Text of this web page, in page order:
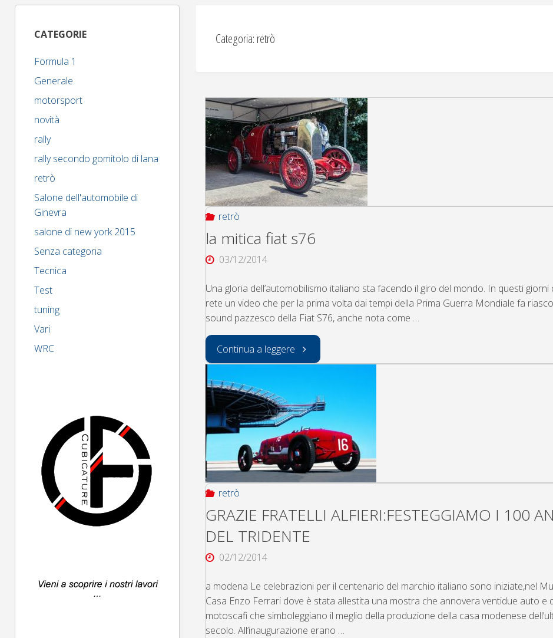
Categoria: retrò
retrò
la mitica fiat s76
03/12/2014
Una gloria dell’automobilismo italiano sta facendo il giro del mondo. In questi giorni
rete un video che per la prima volta dai tempi della Prima Guerra Mondiale fa
sound pazzesco della Fiat S76, anche nota come …
Continua a leggere"la
fiat
s76"
retrò
GRAZIE FRATELLI ALFIERI:FESTEGGIAMO I 100
DEL TRIDENTE
02/12/2014
a modena Le celebrazioni per il centenario del marchio italiano sono iniziate,nel
Casa Enzo Ferrari dove è stata allestita una mostra che annovera ventidue auto e
motoscafi che simboleggiano il meglio della produzione della casa modenese
secolo. All’inaugurazione erano …
CATEGORIE
Formula 1
Generale
motorsport
novità
rally
rally secondo gomitolo di lana
retrò
Salone dell'automobile di
Ginevra
salone di new york 2015
Senza categoria
Tecnica
Test
tuning
Vari
WRC